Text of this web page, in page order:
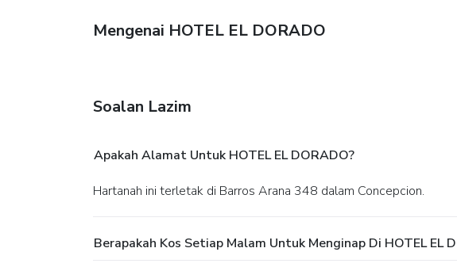
Mengenai HOTEL EL DORADO
Soalan Lazim
Apakah Alamat Untuk HOTEL EL DORADO?
Hartanah ini terletak di Barros Arana 348 dalam Concepcion.
Berapakah Kos Setiap Malam Untuk Menginap Di HOTEL EL